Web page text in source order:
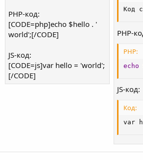
PHP-код:
[CODE=php]echo $hello . '
world';[/CODE]
JS-код:
[CODE=js]var hello = 'world';
[/CODE]
Код
PHP-
PHP:
echo
JS-код:
Код:
var